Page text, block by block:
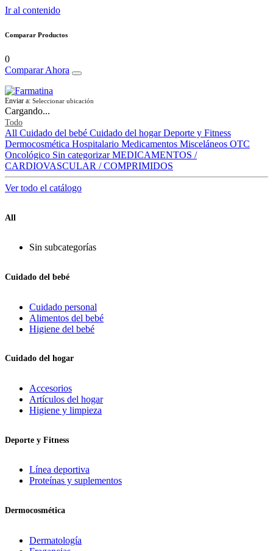
Ir al contenido
Comparar Productos
0
Comparar Ahora
Enviar a: Seleccionar ubicación
Cargando...
Todo
All Cuidado del bebé Cuidado del hogar Deporte y Fitness
Dermocosmética Hospitalario Medicamentos Misceláneos OTC
Oncológico Sin categorizar MEDICAMENTOS /
CARDIOVASCULAR / COMPRIMIDOS
Ver todo el catálogo
All
Sin subcategorías
Cuidado del bebé
Cuidado personal
Alimentos del bebé
Higiene del bebé
Cuidado del hogar
Accesorios
Artículos del hogar
Higiene y limpieza
Deporte y Fitness
Línea deportiva
Proteínas y suplementos
Dermocosmética
Dermatología